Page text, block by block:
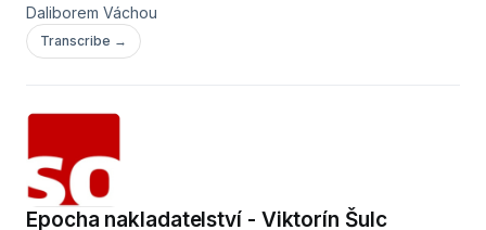
Daliborem Váchou
Transcribe →
Epocha nakladatelství - Viktorín Šulc